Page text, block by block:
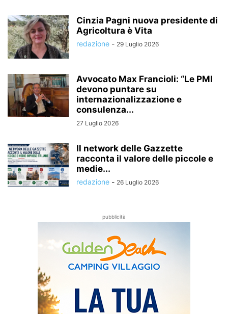
Cinzia Pagni nuova presidente di
Agricoltura è Vita
redazione - 29 Luglio 2026
Avvocato Max Francioli: “Le PMI
devono puntare su
internazionalizzazione e
consulenza...
27 Luglio 2026
Il network delle Gazzette
racconta il valore delle piccole e
medie...
redazione - 26 Luglio 2026
pubblicità